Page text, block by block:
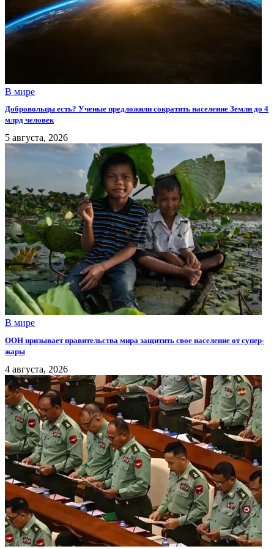
В мире
Добровольцы есть? Ученые предложили сократить население Земли до 4
млрд человек
5 августа, 2026
В мире
ООН призывает правительства мира защитить свое население от супер-
жары
4 августа, 2026